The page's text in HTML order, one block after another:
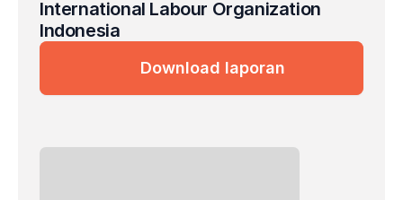
International Labour Organization
Indonesia
Download laporan